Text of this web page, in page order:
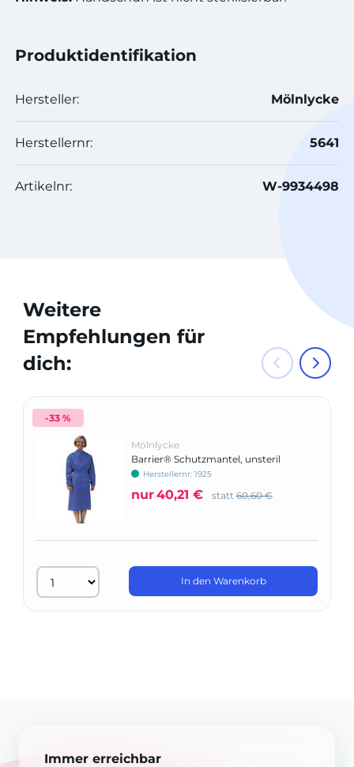
Produktidentifikation
Hersteller: Mölnlycke
Herstellernr: 5641
Artikelnr: W-9934498
Weitere
Empfehlungen für
dich:
-33 %
Mölnlycke
Barrier® Schutzmantel, unsteril
Herstellernr: 1925
nur40,21 € statt 60,60 €
In den Warenkorb
Immer erreichbar